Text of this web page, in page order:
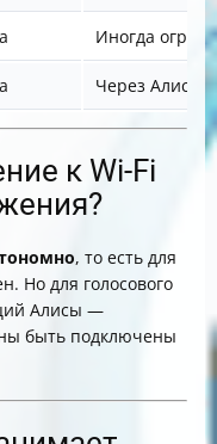
Иногда
Через Алису,
к Wi-Fi
, то есть для
Но для голосового
Алисы —
быть подключены